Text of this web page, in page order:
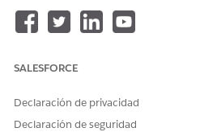
IMPORTANTE
La página de inicio móvil
Salesforce.com
Directorio de condiciones
servicio beta es bajo la única
SALESFORCE
Declaración de privacidad
Declaración de seguridad